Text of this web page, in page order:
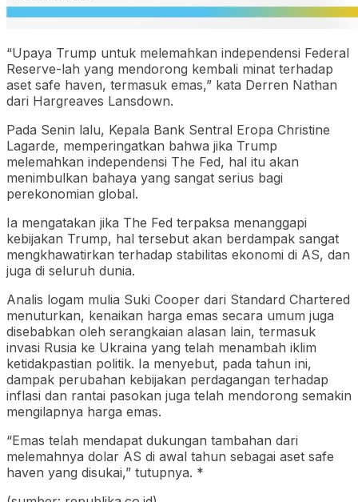
“Upaya Trump untuk melemahkan independensi Federal
Reserve-lah yang mendorong kembali minat terhadap
aset safe haven, termasuk emas,” kata Derren Nathan
dari Hargreaves Lansdown.
Pada Senin lalu, Kepala Bank Sentral Eropa Christine
Lagarde, memperingatkan bahwa jika Trump
melemahkan independensi The Fed, hal itu akan
menimbulkan bahaya yang sangat serius bagi
perekonomian global.
Ia mengatakan jika The Fed terpaksa menanggapi
kebijakan Trump, hal tersebut akan berdampak sangat
mengkhawatirkan terhadap stabilitas ekonomi di AS, dan
juga di seluruh dunia.
Analis logam mulia Suki Cooper dari Standard Chartered
menuturkan, kenaikan harga emas secara umum juga
disebabkan oleh serangkaian alasan lain, termasuk
invasi Rusia ke Ukraina yang telah menambah iklim
ketidakpastian politik. Ia menyebut, pada tahun ini,
dampak perubahan kebijakan perdagangan terhadap
inflasi dan rantai pasokan juga telah mendorong semakin
mengilapnya harga emas.
“Emas telah mendapat dukungan tambahan dari
melemahnya dolar AS di awal tahun sebagai aset safe
haven yang disukai,” tutupnya. *